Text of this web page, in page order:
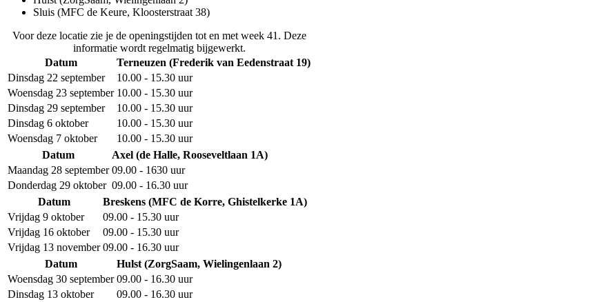
Sluis (MFC de Keure, Kloosterstraat 38)
Datum
Terneuzen (Frederik van Eedenstraat 19)
Dinsdag 22 september
10.00 - 15.30 uur
Woensdag 23 september 10.00 - 15.30 uur
Dinsdag 29 september
10.00 - 15.30 uur
Dinsdag 6 oktober
10.00 - 15.30 uur
Woensdag 7 oktober
10.00 - 15.30 uur
Voor deze locatie zie je de openingstijden tot en met week 41. Deze
informatie wordt regelmatig bijgewerkt.
Datum
Axel (de Halle, Rooseveltlaan 1A)
Maandag 28 september 09.00 - 1630 uur
Donderdag 29 oktober 09.00 - 16.30 uur
Datum
Breskens (MFC de Korre, Ghistelkerke 1A)
Vrijdag 9 oktober
09.00 - 15.30 uur
Vrijdag 16 oktober
09.00 - 15.30 uur
Vrijdag 13 november 09.00 - 16.30 uur
Datum
Hulst (ZorgSaam, Wielingenlaan 2)
Woensdag 30 september 09.00 - 16.30 uur
Dinsdag 13 oktober
09.00 - 16.30 uur